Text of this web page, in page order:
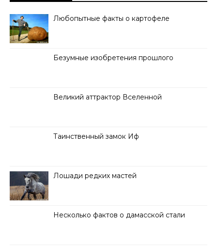
Любопытные факты о картофеле
Безумные изобретения прошлого
Великий аттрактор Вселенной
Таинственный замок Иф
Лошади редких мастей
Несколько фактов о дамасской стали